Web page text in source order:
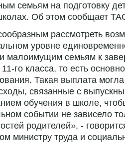
семьям на подготовку
Об этом сообщает
рассмотреть
уровне
малоимущим семьям к
го класса, то есть
Такая выплата
связанные с
обучения в школе,
событии не зависело
родителей», -
министру труда и